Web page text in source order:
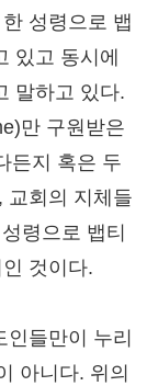
성령으로 뱁
있고 동시에
말하고 있다.
만 구원받은
든지 혹은 두
교회의 지체들
령으로 뱁티
것이다.
들만이 누리
아니다. 위의